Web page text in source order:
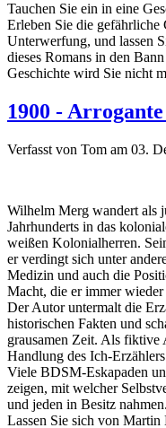
Tauchen Sie ein in eine
Erleben Sie die
Unterwerfung, und lassen
dieses Romans in den
Geschichte wird Sie nicht
1900 -
Verfasst von Tom am 03.
Wilhelm Merg wandert als
Jahrhunderts in das
weißen Kolonialherren.
er verdingt sich unter
Medizin und auch die
Macht, die er immer wieder
Der Autor untermalt die
historischen Fakten und
grausamen Zeit. Als fiktive
Handlung des Ich-
Viele BDSM-Eskapaden
zeigen, mit welcher
und jeden in Besitz nahmen.
Lassen Sie sich von Martin